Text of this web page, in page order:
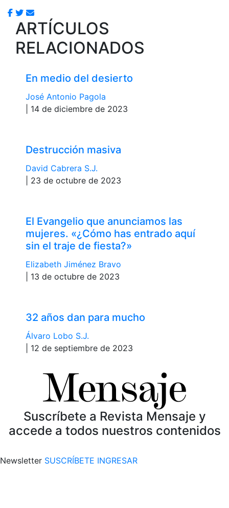
ARTÍCULOS
RELACIONADOS
En medio del desierto
José Antonio Pagola
| 14 de diciembre de 2023
Destrucción masiva
David Cabrera S.J.
| 23 de octubre de 2023
El Evangelio que anunciamos las
mujeres. «¿Cómo has entrado aquí
sin el traje de fiesta?»
Elizabeth Jiménez Bravo
| 13 de octubre de 2023
32 años dan para mucho
Álvaro Lobo S.J.
| 12 de septiembre de 2023
Suscríbete a Revista Mensaje y
accede a todos nuestros contenidos
Newsletter SUSCRÍBETE INGRESAR